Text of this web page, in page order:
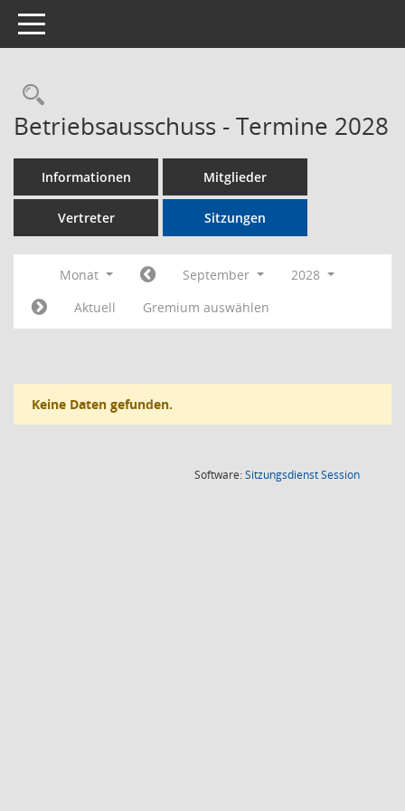
Toggle navigation
Rechercheauswahl
Betriebsausschuss - Termine 2028
Informationen Mitglieder
Vertreter Sitzungen
Monat September
2028
Aktuell
Gremium auswählen
Keine Daten gefunden.
Software:SitzungsdienstSession(Wird in